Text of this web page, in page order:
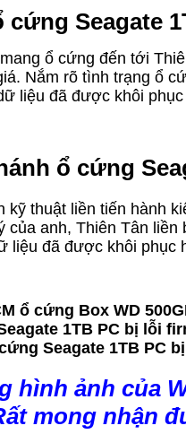
Seagate
ổ cứng đến tới
Nắm rõ tình trạng ổ
liệu đã được khôi
ổ cứng
thuật liền tiến hành
anh, Thiên Tân
liệu đã được khôi
ổ cứng Box WD
1TB PC bị lỗi
Seagate 1TB PC
hình ảnh của
mong nhận